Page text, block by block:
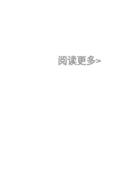
阅读更多>